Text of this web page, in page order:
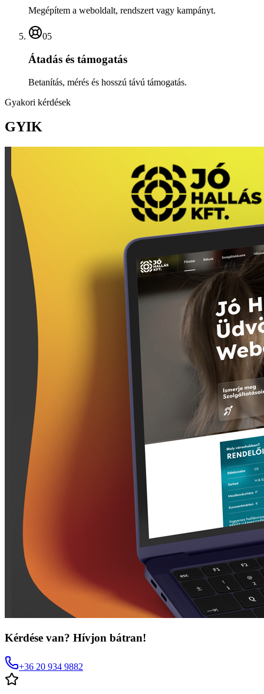
Megépítem a weboldalt, rendszert vagy kampányt.
05
Átadás és támogatás
Betanítás, mérés és hosszú távú támogatás.
Gyakori kérdések
GYIK
Kérdése van? Hívjon bátran!
+36 20 934 9882